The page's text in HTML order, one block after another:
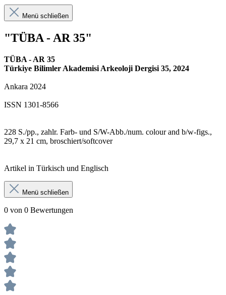
Menü schließen
"TÜBA - AR 35"
TÜBA - AR 35
Türkiye Bilimler Akademisi Arkeoloji Dergisi 35, 2024
Ankara 2024
ISSN 1301-8566
228 S./pp., zahlr. Farb- und S/W-Abb./num. colour and b/w-figs.,
29,7 x 21 cm, broschiert/softcover
Artikel in Türkisch und Englisch
Menü schließen
0 von 0 Bewertungen